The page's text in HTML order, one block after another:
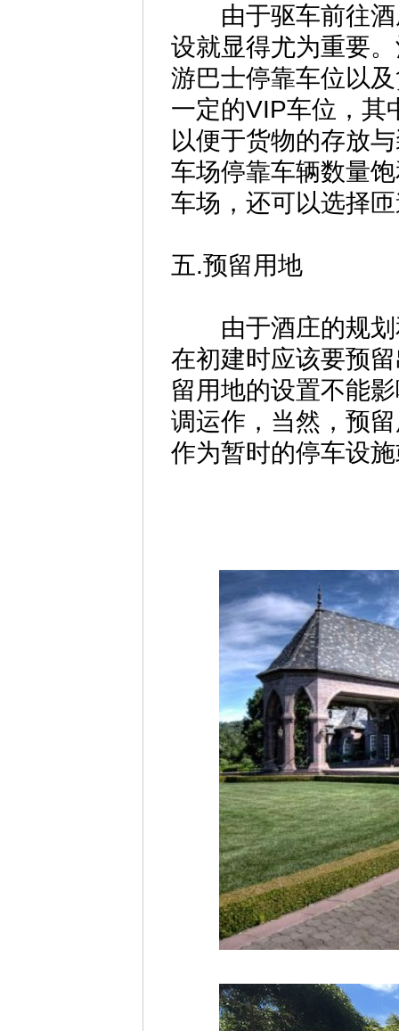
由于驱车前往酒
设就显得尤为重要
游巴士停靠车位以
一定的VIP车位，其
以便于货物的存放
车场停靠车辆数量
车场，还可以选择
五.预留用地
由于酒庄的规划
在初建时应该要预
留用地的设置不能
调运作，当然，预
作为暂时的停车设